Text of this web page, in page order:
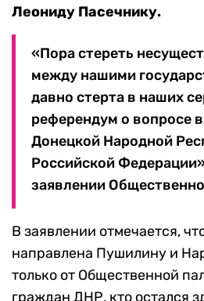
Леониду Пасечнику.
«Пора стереть
между нашими
давно стерта в наших
референдум о вопросе
Донецкой Народной
Российской
заявлении
В заявлении отмечается,
направлена Пушилину и
только от Общественной
граждан ДНР, кто остался